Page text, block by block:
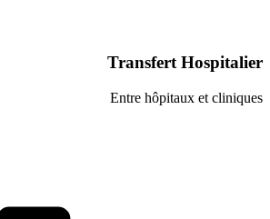
Entre